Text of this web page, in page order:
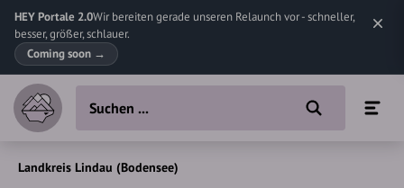
HEY Portale 2.0Wir bereiten gerade unseren Relaunch vor - schneller,
besser, größer, schlauer.
Coming soon →
Landkreis Lindau (Bodensee)